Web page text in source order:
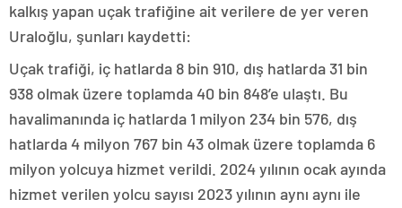
kalkış yapan uçak trafiğine ait verilere de yer veren
Uraloğlu, şunları kaydetti:
Uçak trafiği, iç hatlarda 8 bin 910, dış hatlarda 31 bin
938 olmak üzere toplamda 40 bin 848’e ulaştı. Bu
havalimanında iç hatlarda 1 milyon 234 bin 576, dış
hatlarda 4 milyon 767 bin 43 olmak üzere toplamda 6
milyon yolcuya hizmet verildi. 2024 yılının ocak ayında
hizmet verilen yolcu sayısı 2023 yılının aynı aynı ile